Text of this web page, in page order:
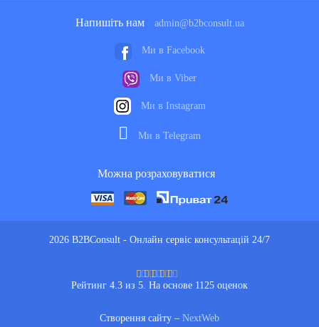
2026 B2BConsult - Онлайн сервіс консультацій 24/7
Рейтинг 4.3 из 5. На основе 1125 оценок
Створення сайту – NextWeb
Напишіть нам admin@b2bconsult.ua
Ми в Facebook
Ми в Viber
Ми в Instagram
Ми в Telegram
Можна розраховуватися